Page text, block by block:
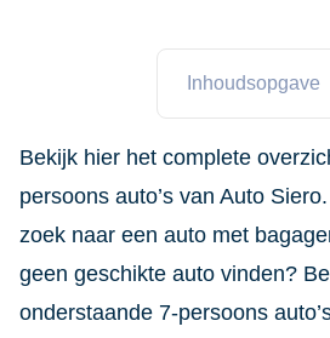
Inhoudsopgave
Bekijk hier het complete
persoons auto’s van Auto
zoek naar een auto met
geen geschikte auto vinden?
onderstaande 7-persoons